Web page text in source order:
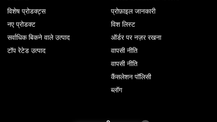
विशेष प्रोडक्ट्स
नए प्रोडक्ट
सर्वाधिक बिकने वाले उत्पाद
टॉप रेटेड उत्पाद
प्रोफ़ाइल जानकारी
विश लिस्ट
ऑर्डर पर नज़र रखना
वापसी नीति
वापसी नीति
कैंसलेशन पॉलिसी
ब्लॉग